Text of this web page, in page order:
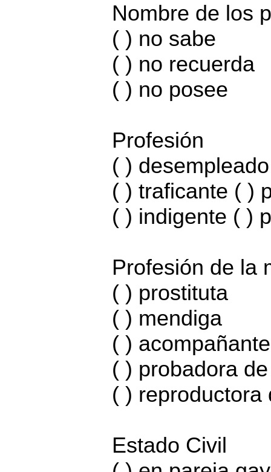
Nombre de los
( ) no sabe
( ) no recuerda
( ) no posee
Profesión
( )
( ) traficante ( )
( ) indigente ( )
Profesión de la
( ) prostituta
( ) mendiga
( )
( ) probadora
( ) reproductora
Estado Civil